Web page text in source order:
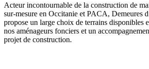
Acteur incontournable de la construction de
sur-mesure en Occitanie et PACA, Demeures
propose un large choix de terrains disponibles
nos aménageurs fonciers et un
projet de construction.